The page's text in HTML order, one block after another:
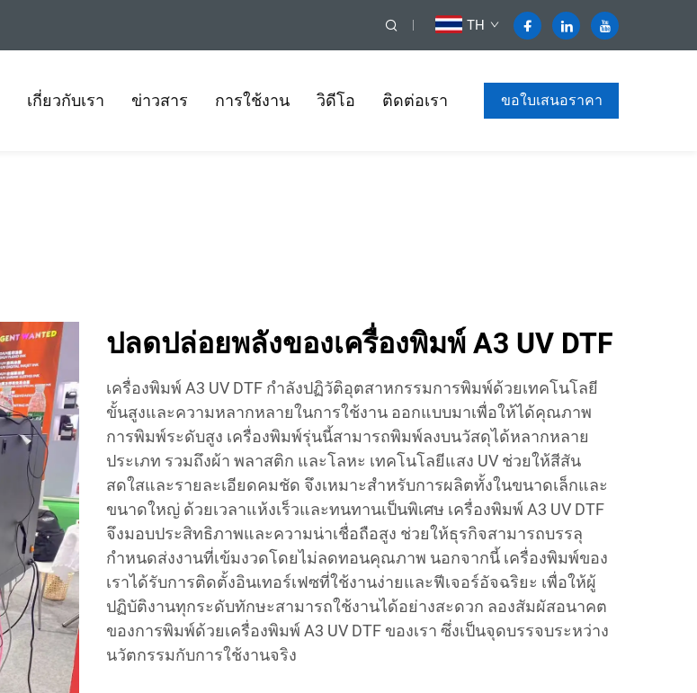
TH
เกี่ยวกับเรา ข่าวสาร การใช้งาน วิดีโอ ติดต่อเรา ขอใบเสนอราคา
ปลดปล่อยพลังของเครื่องพิมพ์ A3 UV DTF
เครื่องพิมพ์ A3 UV DTF กำลังปฏิวัติอุตสาหกรรมการพิมพ์ด้วยเทคโนโลยี
ขั้นสูงและความหลากหลายในการใช้งาน ออกแบบมาเพื่อให้ได้คุณภาพ
การพิมพ์ระดับสูง เครื่องพิมพ์รุ่นนี้สามารถพิมพ์ลงบนวัสดุได้หลากหลาย
ประเภท รวมถึงผ้า พลาสติก และโลหะ เทคโนโลยีแสง UV ช่วยให้สีสัน
สดใสและรายละเอียดคมชัด จึงเหมาะสำหรับการผลิตทั้งในขนาดเล็กและ
ขนาดใหญ่ ด้วยเวลาแห้งเร็วและทนทานเป็นพิเศษ เครื่องพิมพ์ A3 UV DTF
จึงมอบประสิทธิภาพและความน่าเชื่อถือสูง ช่วยให้ธุรกิจสามารถบรรลุ
กำหนดส่งงานที่เข้มงวดโดยไม่ลดทอนคุณภาพ นอกจากนี้ เครื่องพิมพ์ของ
เราได้รับการติดตั้งอินเทอร์เฟซที่ใช้งานง่ายและฟีเจอร์อัจฉริยะ เพื่อให้ผู้
ปฏิบัติงานทุกระดับทักษะสามารถใช้งานได้อย่างสะดวก ลองสัมผัสอนาคต
ของการพิมพ์ด้วยเครื่องพิมพ์ A3 UV DTF ของเรา ซึ่งเป็นจุดบรรจบระหว่าง
นวัตกรรมกับการใช้งานจริง